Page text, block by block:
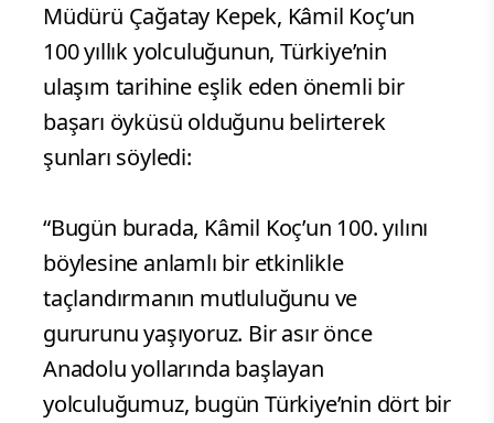
Müdürü Çağatay Kepek, Kâmil Koç’un
100 yıllık yolculuğunun, Türkiye’nin
ulaşım tarihine eşlik eden önemli bir
başarı öyküsü olduğunu belirterek
şunları söyledi:
“Bugün burada, Kâmil Koç’un 100. yılını
böylesine anlamlı bir etkinlikle
taçlandırmanın mutluluğunu ve
gururunu yaşıyoruz. Bir asır önce
Anadolu yollarında başlayan
yolculuğumuz, bugün Türkiye’nin dört bir